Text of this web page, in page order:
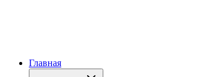
Главная